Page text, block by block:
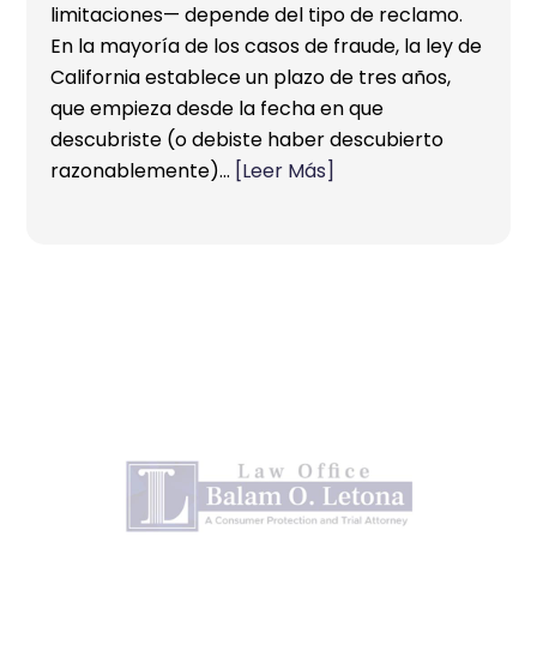
limitaciones— depende del tipo de reclamo.
En la mayoría de los casos de fraude, la ley de
California establece un plazo de tres años,
que empieza desde la fecha en que
descubriste (o debiste haber descubierto
razonablemente)… [Leer Más]